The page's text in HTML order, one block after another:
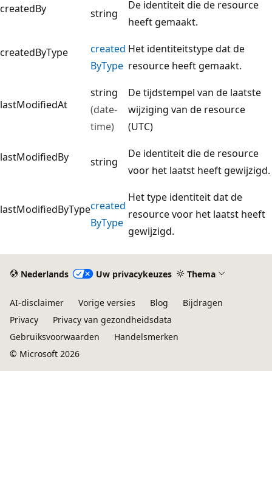
createdBy string
De identiteit die de resource
heeft gemaakt.
createdByType
created
ByType
Het identiteitstype dat de
resource heeft gemaakt.
lastModifiedAt
string
(date-
time)
De tijdstempel van de laatste
wijziging van de resource
(UTC)
lastModifiedBy string
De identiteit die de resource
voor het laatst heeft gewijzigd.
lastModifiedByTypecreated
ByType
Het type identiteit dat de
resource voor het laatst heeft
gewijzigd.
Nederlands Uw privacykeuzes Thema
AI-disclaimer Vorige versies Blog
Bijdragen
Privacy
Privacy van gezondheidsdata
Gebruiksvoorwaarden
Handelsmerken
© Microsoft 2026